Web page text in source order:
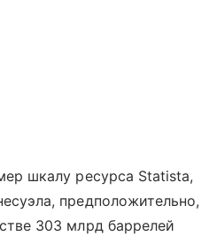
шкалу ресурса Statista,
предположительно,
303 млрд баррелей